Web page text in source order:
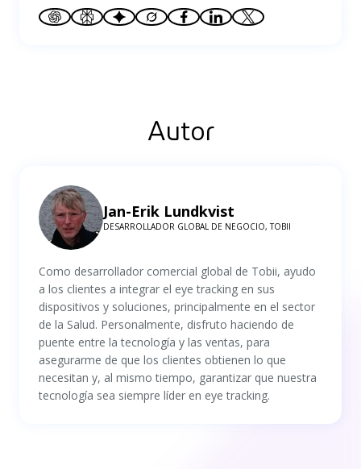
Autor
Jan-Erik Lundkvist
DESARROLLADOR GLOBAL DE NEGOCIO, TOBII
Como desarrollador comercial global de Tobii, ayudo
a los clientes a integrar el eye tracking en sus
dispositivos y soluciones, principalmente en el sector
de la Salud. Personalmente, disfruto haciendo de
puente entre la tecnología y las ventas, para
asegurarme de que los clientes obtienen lo que
necesitan y, al mismo tiempo, garantizar que nuestra
tecnología sea siempre líder en eye tracking.